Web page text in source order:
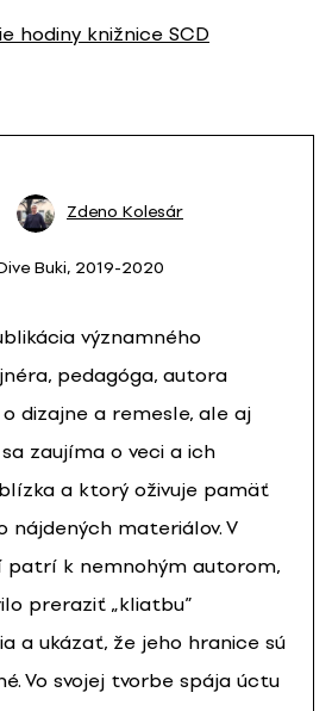
hodiny knižnice SCD
Zdeno Kolesár
Buki, 2019-2020
významného
pedagóga, autora
dizajne a remesle, ale aj
zaujíma o veci a ich
a ktorý oživuje pamäť
nájdených materiálov. V
patrí k nemnohým autorom,
preraziť „kliatbu”
a ukázať, že jeho hranice sú
Vo svojej tvorbe spája úctu